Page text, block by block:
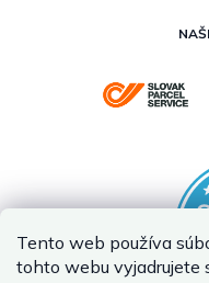
Tento web používa
tohto webu vyjadrujete